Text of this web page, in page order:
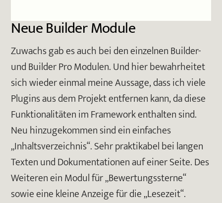
Neue Builder Module
Zuwachs gab es auch bei den einzelnen Builder-
und Builder Pro Modulen. Und hier bewahrheitet
sich wieder einmal meine Aussage, dass ich viele
Plugins aus dem Projekt entfernen kann, da diese
Funktionalitäten im Framework enthalten sind.
Neu hinzugekommen sind ein einfaches
„Inhaltsverzeichnis“. Sehr praktikabel bei langen
Texten und Dokumentationen auf einer Seite. Des
Weiteren ein Modul für „Bewertungssterne“
sowie eine kleine Anzeige für die „Lesezeit“.